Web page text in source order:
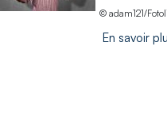
© adam121/
En savoir